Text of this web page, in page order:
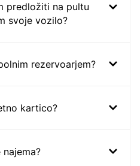
predložiti na pultu
svoje vozilo?
rezervoarjem?
kartico?